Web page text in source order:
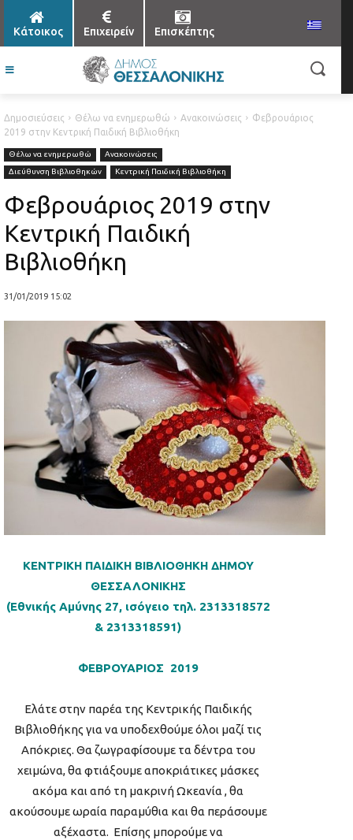
Κάτοικος Επιχειρείν Επισκέπτης
Δημοσιεύσεις Θέλω να ενημερωθώ Ανακοινώσεις
Φεβρουάριος
2019 στην Κεντρική Παιδική Βιβλιοθήκη
Θέλω να ενημερωθώ
Ανακοινώσεις
Διεύθυνση Βιβλιοθηκών
Κεντρική Παιδική Βιβλιοθήκη
Φεβρουάριος 2019 στην
Κεντρική Παιδική
Βιβλιοθήκη
31/01/2019 15:02
ΚΕΝΤΡΙΚΗ ΠΑΙΔΙΚΗ ΒΙΒΛΙΟΘΗΚΗ ΔΗΜΟΥ
ΘΕΣΣΑΛΟΝΙΚΗΣ
(Εθνικής Αμύνης 27, ισόγειο τηλ. 2313318572
& 2313318591)
ΦΕΒΡΟΥΑΡΙΟΣ 2019
Ελάτε στην παρέα της Κεντρικής Παιδικής
Βιβλιοθήκης για να υποδεχθούμε όλοι μαζί τις
Απόκριες. Θα ζωγραφίσουμε τα δέντρα του
χειμώνα, θα φτιάξουμε αποκριάτικες μάσκες
ακόμα και από τη μακρινή Ωκεανία , θα
ακούσουμε ωραία παραμύθια και θα περάσουμε
αξέχαστα. Επίσης μπορούμε να